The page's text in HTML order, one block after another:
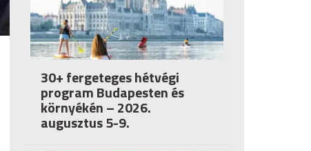
30+ fergeteges hétvégi
program Budapesten és
környékén – 2026.
augusztus 5-9.